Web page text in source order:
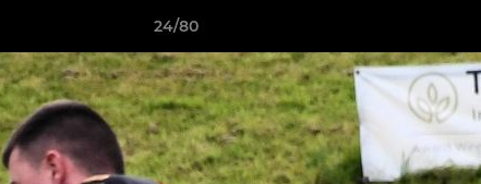
24/80